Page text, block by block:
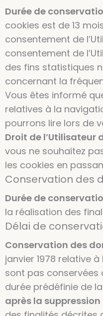
Durée de
cookies est de 13
consentement de
consentement de
des fins statistiques
concernant la
Vous êtes informé
relatives à la
pourrons lire lors de
Droit de l’Utilisateur
vous ne souhaitez
les cookies en
Conservation des
Durée de
la réalisation des
Délai de
Conservation des
janvier 1978 relative
sont pas conservées
durée prédéfinie de
après la